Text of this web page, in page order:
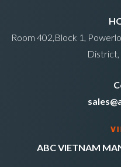
Room 402,Block 1,
District,
ABC VIETNAM